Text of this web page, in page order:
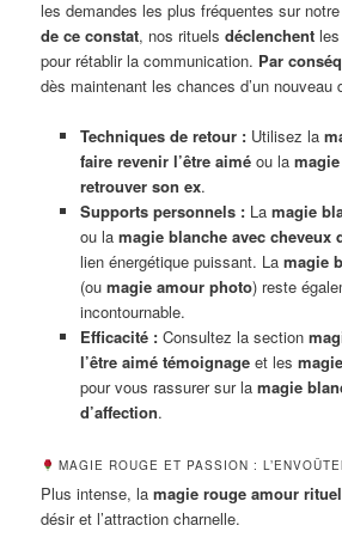
les demandes les plus fréquentes sur
de ce constat, nos rituelsdéclenchent
pour rétablir la communication. Par
dès maintenant les chances d’un nouveau
Techniques de retour :Utilisez la
faire revenir l’être aiméou la
retrouver son ex.
Supports personnels :La magie
ou la magie blanche avec cheveux
lien énergétique puissant. La magie
(ou magie amour photo) reste
incontournable.
Efficacité :Consultez la section
l’être aimé témoignageet les
pour vous rassurer sur la magie
d’affection.
MAGIE ROUGE ET PASSION :
Plus intense, lamagie rouge amour rituel
désir et l’attraction charnelle.